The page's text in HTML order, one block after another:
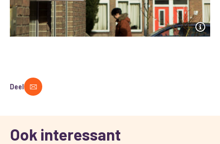
Deel
Ook interessant